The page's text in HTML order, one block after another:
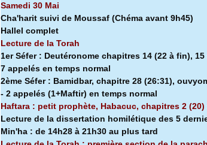
Samedi 30 Mai
Cha'harit suivi de Moussaf (Chéma avant 9h45)
Hallel complet
Lecture de la Torah
1er Séfer : Deutéronome chapitres 14 (22 à fin),
7 appelés en temps normal
2ème Séfer : Bamidbar, chapitre 28 (26:31),
- 2 appelés (1+Maftir) en temps normal
Haftara : petit prophète, Habacuc, chapitres 2
Lecture de la dissertation homilétique des 5
Min'ha : de 14h28 à 21h30 au plus tard